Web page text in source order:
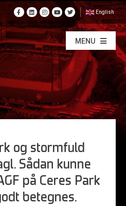
English
MENU
og stormfuld
Sådan kunne
på Ceres Park
betegnes.